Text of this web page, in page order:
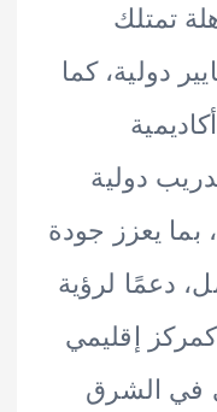
كما
جودة
لرؤية